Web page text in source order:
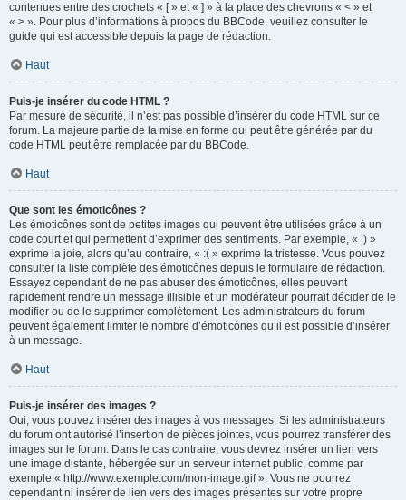
contenues entre des crochets « [ » et « ] » à la place des chevrons « < » et
« > ». Pour plus d’informations à propos du BBCode, veuillez consulter le
guide qui est accessible depuis la page de rédaction.
Haut
Puis-je insérer du code HTML ?
Par mesure de sécurité, il n’est pas possible d’insérer du code HTML sur ce
forum. La majeure partie de la mise en forme qui peut être générée par du
code HTML peut être remplacée par du BBCode.
Haut
Que sont les émoticônes ?
Les émoticônes sont de petites images qui peuvent être utilisées grâce à un
code court et qui permettent d’exprimer des sentiments. Par exemple, « :) »
exprime la joie, alors qu’au contraire, « :( » exprime la tristesse. Vous pouvez
consulter la liste complète des émoticônes depuis le formulaire de rédaction.
Essayez cependant de ne pas abuser des émoticônes, elles peuvent
rapidement rendre un message illisible et un modérateur pourrait décider de le
modifier ou de le supprimer complètement. Les administrateurs du forum
peuvent également limiter le nombre d’émoticônes qu’il est possible d’insérer
à un message.
Haut
Puis-je insérer des images ?
Oui, vous pouvez insérer des images à vos messages. Si les administrateurs
du forum ont autorisé l’insertion de pièces jointes, vous pourrez transférer des
images sur le forum. Dans le cas contraire, vous devrez insérer un lien vers
une image distante, hébergée sur un serveur internet public, comme par
exemple « http://www.exemple.com/mon-image.gif ». Vous ne pourrez
cependant ni insérer de lien vers des images présentes sur votre propre